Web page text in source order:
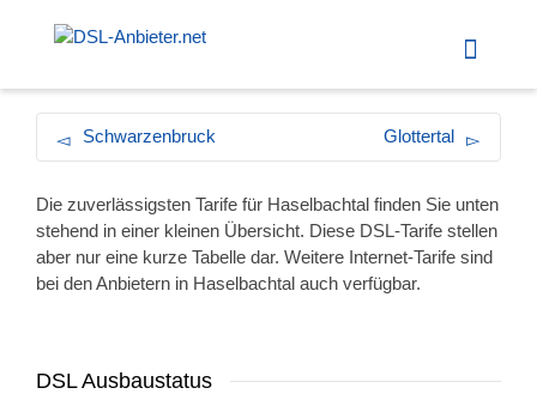
Schwarzenbruck Glottertal
Die zuverlässigsten Tarife für Haselbachtal finden Sie unten
stehend in einer kleinen Übersicht. Diese DSL-Tarife stellen
aber nur eine kurze Tabelle dar. Weitere Internet-Tarife sind
bei den Anbietern in Haselbachtal auch verfügbar.
DSL Ausbaustatus